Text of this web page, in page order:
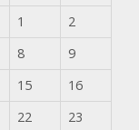
1
2
8
9
15
16
22
23